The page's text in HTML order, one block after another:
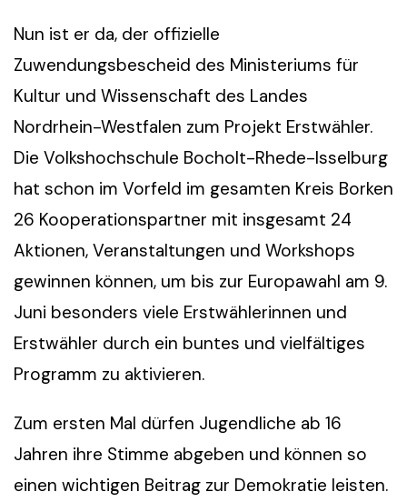
Nun ist er da, der offizielle
Zuwendungsbescheid des Ministeriums für
Kultur und Wissenschaft des Landes
Nordrhein-Westfalen zum Projekt Erstwähler.
Die Volkshochschule Bocholt-Rhede-Isselburg
hat schon im Vorfeld im gesamten Kreis Borken
26 Kooperationspartner mit insgesamt 24
Aktionen, Veranstaltungen und Workshops
gewinnen können, um bis zur Europawahl am 9.
Juni besonders viele Erstwählerinnen und
Erstwähler durch ein buntes und vielfältiges
Programm zu aktivieren.
Zum ersten Mal dürfen Jugendliche ab 16
Jahren ihre Stimme abgeben und können so
einen wichtigen Beitrag zur Demokratie leisten.